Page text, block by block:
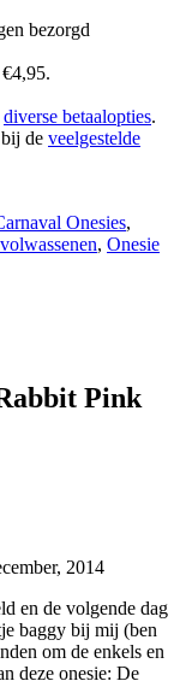
bezorgd
diverse betaalopties.
de veelgestelde
Onesies,
, Onesie
Pink
2014
en de volgende dag
baggy bij mij (ben
om de enkels en
deze onesie: De